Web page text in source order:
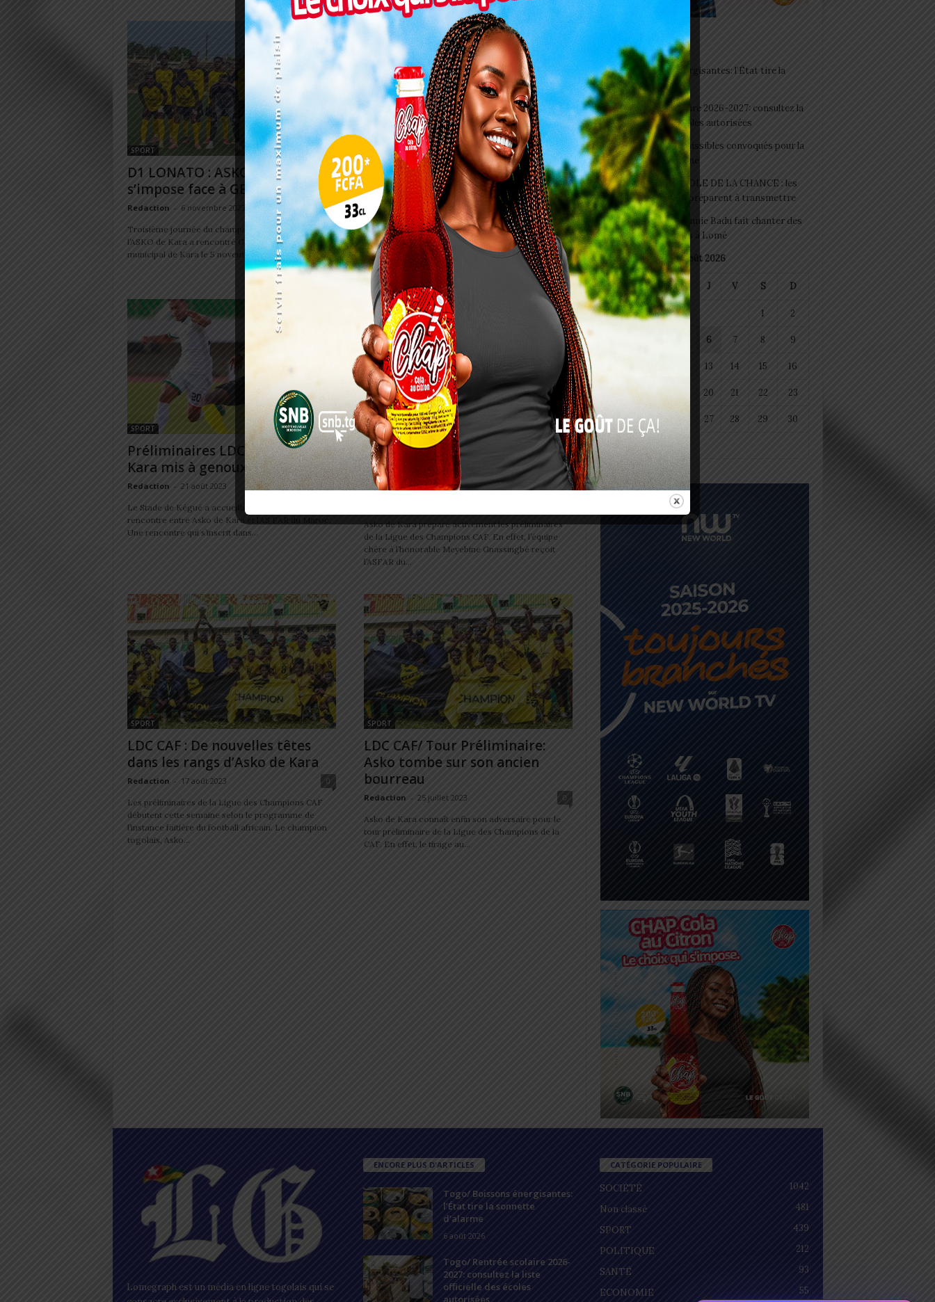
SPORT
D1 LONATO : ASKO de Kara
s’impose face à GBIKINTI FC
Redaction - 6 novembre 2023 0
Troisième journée du championnat D1 Lonato,
l’ASKO de Kara a rencontré GBIKINTI FC au stade
municipal de Kara le 5 novembre 2023. Les deux...
SPORT
Super Coupe du Togo 2023: Le
derby de la Kozah au...
Redaction 4 octobre 2023
Les amoureux du football togolais attendent
impatiemment le début de la nouvelle saison. Ce
début sera effectif après le match de la Super
Coupe...
SPORT
Préliminaires LDC CAF : Asko de
Kara mis à genoux par les...
Redaction - 21 août 2023 0
Le Stade de Kégué a accueilli cet après-midi la
rencontre entre Asko de Kara et l’AS FAR du Maroc.
Une rencontre qui s’inscrit dans...
SPORT
Préliminaires LDC CAF : « Nous
allons tout faire pour les
emmerder jusqu’au...
Asko de Kara prépare activement les préliminaires
de la Ligue des Champions CAF. En effet, l’équipe
chère à l’honorable Meyebine Gnassingbé reçoit
l’ASFAR du...
SPORT
LDC CAF : De nouvelles têtes
dans les rangs d’Asko de Kara
Redaction - 17 août 2023 0
Les préliminaires de la Ligue des Champions CAF
débutent cette semaine selon le programme de
l’instance faitière du football africain. Le champion
togolais, Asko...
SPORT
LDC CAF/ Tour Préliminaire:
Asko tombe sur son ancien
bourreau
Redaction - 25 juillet 2023 0
Asko de Kara connaît enfin son adversaire pour le
tour préliminaire de la Ligue des Champions de la
CAF. En effet, le tirage au...
Articles récents
Togo/ Boissons énergisantes: l’État tire la
sonnette d’alarme
Togo/ Rentrée scolaire 2026-2027: consultez la
liste officielle des écoles autorisées
ESSAL 2026 : les admissibles convoqués pour la
visite médicale à Lomé
SWEDD+ Togo / ECOLE DE LA CHANCE : les
maitres-artisans se préparent à transmettre
Glory Night 2026: Sonnie Badu fait chanter des
milliers de personnes à Lomé
août 2026
L M M J V S D
1 2
6 7 8 9
13 14 15 16
20 21 22 23
24 25 27 28 29 30
31
« Juil
Lomegraph est un média en ligne togolais qui se
ENCORE PLUS D'ARTICLES
Togo/ Boissons énergisantes:
l’État tire la sonnette
d’alarme
6 août 2026
Togo/ Rentrée scolaire 2026-
2027: consultez la liste
officielle des écoles
autorisées
CATÉGORIE POPULAIRE
SOCIÉTÉ
1042
Non classé
481
SPORT
439
POLITIQUE
212
SANTÉ
93
ECONOMIE
55